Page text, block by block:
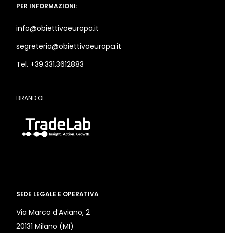
PER INFORMAZIONI:
info@obiettivoeuropa.it
segreteria@obiettivoeuropa.it
Tel. +39.331.3612883
BRAND OF
SEDE LEGALE E OPERATIVA
Via Marco d’Aviano, 2
20131 Milano (MI)